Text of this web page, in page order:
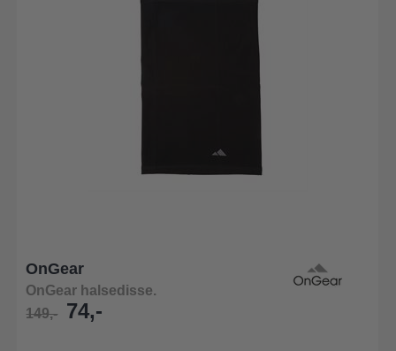
OnGear
OnGear halsedisse.
149,-
74,-